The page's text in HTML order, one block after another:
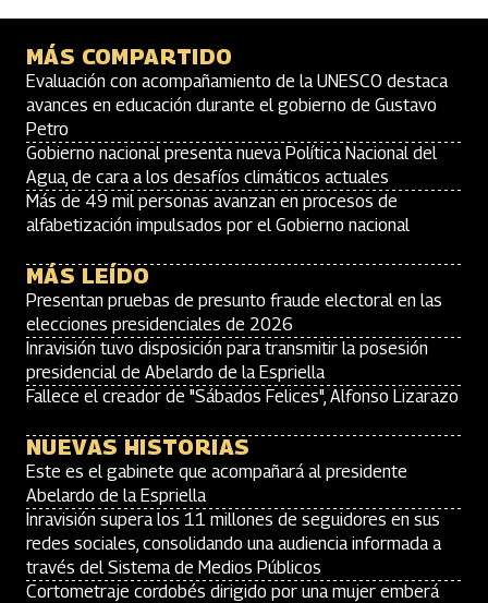
MÁS COMPARTIDO
Evaluación con acompañamiento de la UNESCO destaca
avances en educación durante el gobierno de Gustavo
Petro
Gobierno nacional presenta nueva Política Nacional del
Agua, de cara a los desafíos climáticos actuales
Más de 49 mil personas avanzan en procesos de
alfabetización impulsados por el Gobierno nacional
MÁS LEÍDO
Presentan pruebas de presunto fraude electoral en las
elecciones presidenciales de 2026
Inravisión tuvo disposición para transmitir la posesión
presidencial de Abelardo de la Espriella
Fallece el creador de "Sábados Felices", Alfonso Lizarazo
NUEVAS HISTORIAS
Este es el gabinete que acompañará al presidente
Abelardo de la Espriella
Inravisión supera los 11 millones de seguidores en sus
redes sociales, consolidando una audiencia informada a
través del Sistema de Medios Públicos
Cortometraje cordobés dirigido por una mujer emberá